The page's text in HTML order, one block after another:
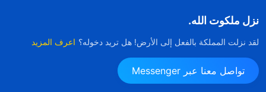
نزل ملكوت الله.
لقد نزلت المملكة بالفعل إلى الأرض! هل تريد دخوله؟ اعرف المزيد
تواصل معنا عبر Messenger